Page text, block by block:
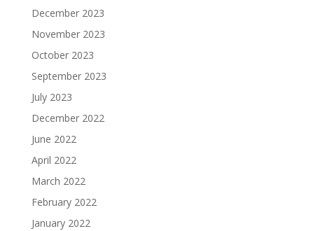
December 2023
November 2023
October 2023
September 2023
July 2023
December 2022
June 2022
April 2022
March 2022
February 2022
January 2022